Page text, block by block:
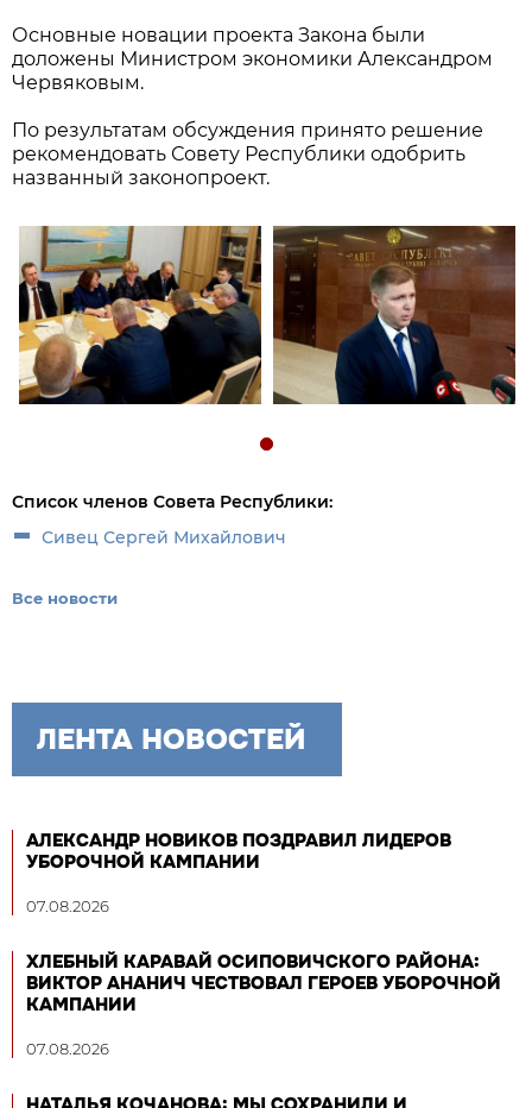
Основные новации проекта Закона были
доложены Министром экономики Александром
Червяковым.
По результатам обсуждения принято решение
рекомендовать Совету Республики одобрить
названный законопроект.
Список членов Совета Республики:
Сивец Сергей Михайлович
Все новости
ЛЕНТА НОВОСТЕЙ
АЛЕКСАНДР НОВИКОВ ПОЗДРАВИЛ ЛИДЕРОВ
УБОРОЧНОЙ КАМПАНИИ
07.08.2026
ХЛЕБНЫЙ КАРАВАЙ ОСИПОВИЧСКОГО РАЙОНА:
ВИКТОР АНАНИЧ ЧЕСТВОВАЛ ГЕРОЕВ УБОРОЧНОЙ
КАМПАНИИ
07.08.2026